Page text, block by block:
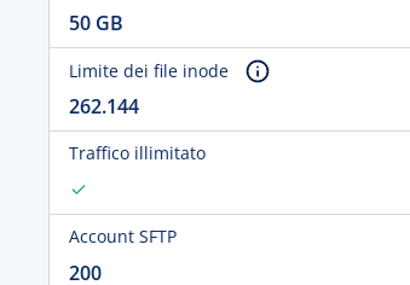
50 GB
Limite dei file inode
262.144
Traffico illimitato
Account SFTP
200